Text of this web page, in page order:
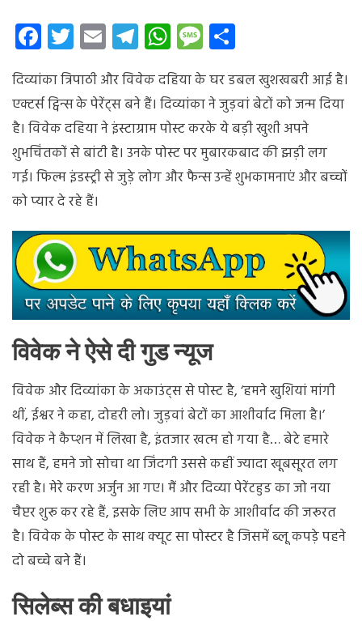
मां,
दिव्यांका
ने
जुड़वां
बेटों
दिया
Facebook
Twitter
EmailTelegram
WhatsApp
Message
दिव्यांका त्रिपाठी और विवेक दहिया के घर डबल खुशखबरी आई है।
एक्टर्स ट्विन्स के पेरेंट्स बने हैं। दिव्यांका ने जुड़वां बेटों को जन्म दिया
है। विवेक दहिया ने इंस्टाग्राम पोस्ट करके ये बड़ी खुशी अपने
शुभचिंतकों से बांटी है। उनके पोस्ट पर मुबारकबाद की झड़ी लग
गई। फिल्म इंडस्ट्री से जुड़े लोग और फैन्स उन्हें शुभकामनाएं और बच्चों
को प्यार दे रहे हैं।
विवेक ने ऐसे दी गुड न्यूज
विवेक और दिव्यांका के अकाउंट्स से पोस्ट है, ‘हमने खुशियां मांगी
थीं, ईश्वर ने कहा, दोहरी लो। जुड़वां बेटों का आशीर्वाद मिला है।’
विवेक ने कैप्शन में लिखा है, इंतजार खत्म हो गया है… बेटे हमारे
साथ हैं, हमने जो सोचा था जिंदगी उससे कहीं ज्यादा खूबसूरत लग
रही है। मेरे करण अर्जुन आ गए। मैं और दिव्या पेरेंटहुड का जो नया
चैप्टर शुरू कर रहे हैं, इसके लिए आप सभी के आशीर्वाद की जरूरत
है। विवेक के पोस्ट के साथ क्यूट सा पोस्टर है जिसमें ब्लू कपड़े पहने
दो बच्चे बने हैं।
सिलेब्स की बधाइयां